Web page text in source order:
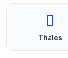
Thales